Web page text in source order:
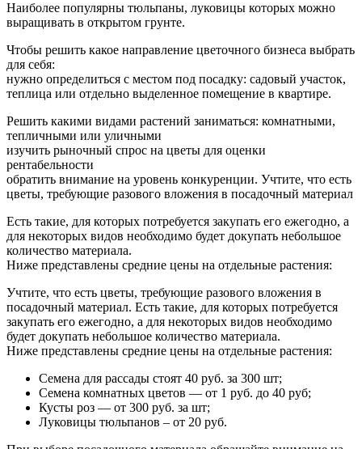
Наиболее популярны тюльпаны, луковицы которых можно
выращивать в открытом грунте.
Чтобы решить какое направление цветочного бизнеса выбрать
для себя:
нужно определиться с местом под посадку: садовый участок,
теплица или отдельно выделенное помещение в квартире.
Решить какими видами растений заниматься: комнатными,
тепличными или уличными
изучить рыночный спрос на цветы для оценки
рентабельности
обратить внимание на уровень конкуренции. Учтите, что есть
цветы, требующие разового вложения в посадочный материал
Есть такие, для которых потребуется закупать его ежегодно, а
для некоторых видов необходимо будет докупать небольшое
количество материала.
Ниже представлены средние цены на отдельные растения:
Учтите, что есть цветы, требующие разового вложения в
посадочный материал. Есть такие, для которых потребуется
закупать его ежегодно, а для некоторых видов необходимо
будет докупать небольшое количество материала.
Ниже представлены средние цены на отдельные растения:
Семена для рассады стоят 40 руб. за 300 шт;
Семена комнатных цветов — от 1 руб. до 40 руб;
Кусты роз — от 300 руб. за шт;
Луковицы тюльпанов – от 20 руб.